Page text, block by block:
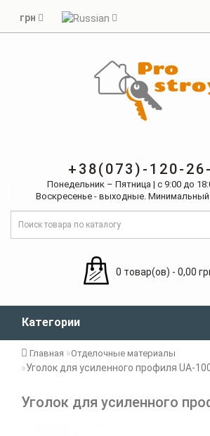
грн
+38(073)-120-
Понедельник – Пятница | с 9:00 до
Воскресенье - выходные. Минимальный
0 товар(ов) - 0,00
Категории
Главная Отделочные материалы
Уголок для усиленного профиля UA-
Уголок для усиленного